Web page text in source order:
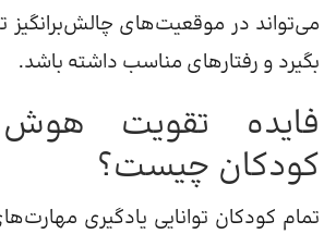
می‌تواند در موقعیت‌های
بگیرد و رفتارهای مناسب داشته باشد.
فایده تقویت
کودکان چیست؟
تمام کودکان توانایی یادگیری